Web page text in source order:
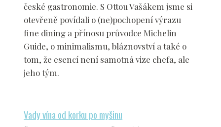
české gastronomie. S Ottou Vašákem jsme si
otevřeně povídali o (ne)pochopení výrazu
fine dining a přínosu průvodce Michelin
Guide, o minimalismu, bláznovství a také o
tom, že esencí není samotná vize chefa, ale
jeho tým.
Vady vína od korku po myšinu